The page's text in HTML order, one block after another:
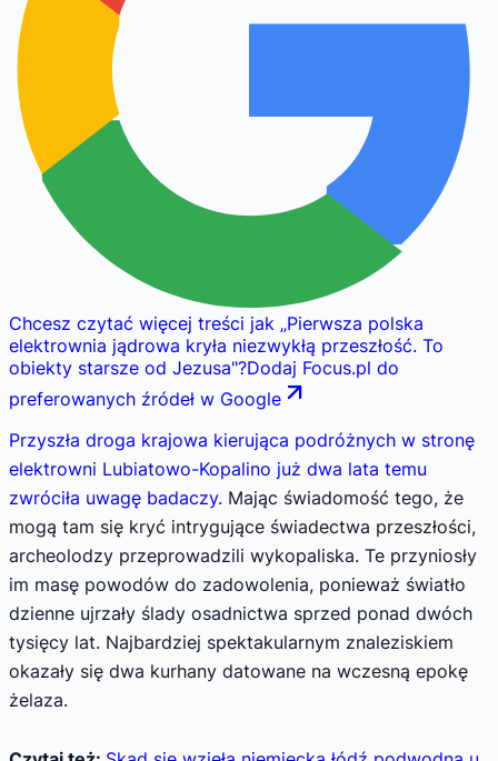
Chcesz czytać więcej treści jak „Pierwsza polska
elektrownia jądrowa kryła niezwykłą przeszłość. To
obiekty starsze od Jezusa"?Dodaj Focus.pl do
preferowanych źródeł w Google
Przyszła droga krajowa kierująca podróżnych w stronę
elektrowni Lubiatowo-Kopalino już dwa lata temu
zwróciła uwagę badaczy. Mając świadomość tego, że
mogą tam się kryć intrygujące świadectwa przeszłości,
archeolodzy przeprowadzili wykopaliska. Te przyniosły
im masę powodów do zadowolenia, ponieważ światło
dzienne ujrzały ślady osadnictwa sprzed ponad dwóch
tysięcy lat. Najbardziej spektakularnym znaleziskiem
okazały się dwa kurhany datowane na wczesną epokę
żelaza.